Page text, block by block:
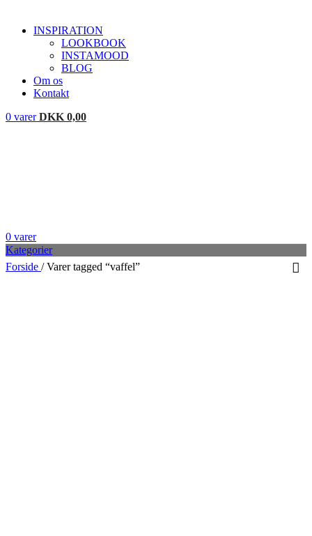
INSPIRATION
LOOKBOOK
INSTAMOOD
BLOG
Om os
Kontakt
0 varer DKK 0,00
0 varer
Kategorier
Forside / Varer tagged “vaffel”